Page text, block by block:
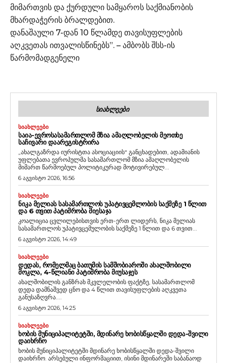
მიმართვის და ქურდული სამყაროს საქმიანობის
მხარდაჭერის ბრალდებით.
დანაშაული 7-დან 10 წლამდე თავისუფლების
აღკვეთას ითვალისწინებს”. – ამბობს შსს-ის
წარმომადგენელი
ᲡᲘᲐᲮᲚᲔᲔᲑᲘ
ᲡᲘᲐᲮᲚᲔᲔᲑᲘ
ᲡᲐᲘᲐ-ᲔᲕᲠᲝᲡᲐᲡᲐᲛᲐᲠᲗᲚᲝᲛ ᲛᲖᲘᲐ ᲐᲛᲐᲦᲚᲝᲑᲔᲚᲘᲡ ᲛᲔᲝᲗᲮᲔ
ᲡᲐᲩᲘᲕᲐᲠᲘ ᲓᲐᲐᲠᲔᲒᲘᲡᲢᲠᲘᲠᲐ
„ახალგაზრდა იურისტთა ასოციაციის“ განცხადებით, ადამიანის
უფლებათა ევროპულმა სასამართლომ მზია ამაღლობელის
მიმართ წარმოებულ პოლიტიკურად მოტივირებულ...
6 აგვისტო 2026, 16:56
ᲡᲘᲐᲮᲚᲔᲔᲑᲘ
ᲜᲘᲙᲐ ᲛᲔᲚᲘᲐᲡ ᲡᲐᲡᲐᲛᲐᲠᲗᲚᲝᲡ ᲣᲞᲐᲢᲘᲕᲪᲔᲛᲚᲝᲑᲘᲡ ᲡᲐᲥᲛᲔᲖᲔ 1 ᲬᲚᲘᲗ
ᲓᲐ 6 ᲗᲕᲘᲗ ᲞᲐᲢᲘᲛᲠᲝᲑᲐ ᲛᲘᲔᲡᲐᲯᲐ
კოალიცია ცვლილებისთვის ერთ-ერთ ლიდერს, ნიკა მელიას
სასამართლოს უპატივცემულობის საქმეზე 1 წლით და 6 თვით...
6 აგვისტო 2026, 14:49
ᲡᲘᲐᲮᲚᲔᲔᲑᲘ
ᲓᲔᲓᲐᲡ, ᲠᲝᲛᲔᲚᲛᲐᲪ ᲑᲐᲗᲣᲛᲘᲡ ᲡᲐᲛᲨᲝᲑᲘᲐᲠᲝᲨᲘ ᲐᲮᲐᲚᲨᲝᲑᲘᲚᲘ
ᲛᲝᲙᲚᲐ, 4-ᲬᲚᲘᲐᲜᲘ ᲞᲐᲢᲘᲛᲠᲝᲑᲐ ᲛᲘᲣᲡᲐᲯᲔᲡ
ახალშობილის განზრახ მკვლელობის ფაქტზე, სასამართლომ
დედა დამნაშვედ ცნო და 4 წლით თავისუფლების აღკვეთა
განუსაზღვრა....
6 აგვისტო 2026, 14:25
ᲡᲘᲐᲮᲚᲔᲔᲑᲘ
ᲮᲝᲑᲘᲡ ᲛᲣᲜᲘᲪᲘᲞᲐᲚᲘᲢᲔᲢᲨᲘ, ᲛᲓᲘᲜᲐᲠᲔ ᲮᲝᲑᲘᲡᲬᲧᲐᲚᲨᲘ ᲓᲔᲓᲐ-ᲨᲕᲘᲚᲘ
ᲓᲐᲘᲮᲠᲩᲝ
ხობის მუნიციპალიტეტში მდინარე ხობისწყალში დედა-შვილი
დაიხრჩო. არსებული ინფორმაციით, ისინი მდინარეში საბანაოდ